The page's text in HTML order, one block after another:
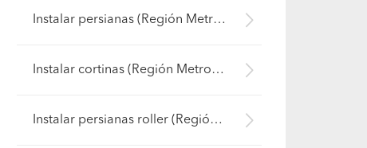
Instalar persianas (Región Metropolitana - Chacabuco)
Instalar cortinas (Región Metropolitana - Chacabuco)
Instalar persianas roller (Región Metropolitana - Chacabuco)